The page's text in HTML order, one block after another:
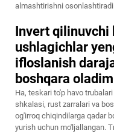
almashtirishni osonlashtiradi.
Invert qilinuvchi
ushlagichlar
ifloslanish
boshqara
Ha, teskari to'p havo
shkalasi, rust zarralari va
og'irroq chiqindilarga qadar
yurish uchun mo'ljallangan.